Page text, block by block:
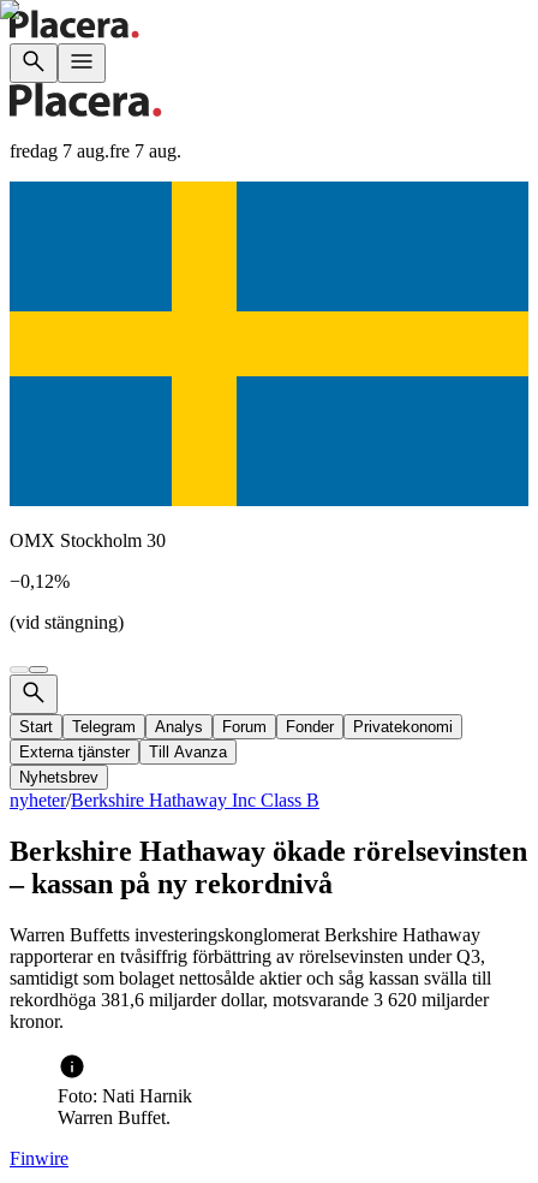
fredag 7 aug.fre 7 aug.
OMX Stockholm 30
−0,12%
(vid stängning)
Start Telegram Analys Forum Fonder
Privatekonomi
Externa tjänster
Till Avanza
Nyhetsbrev
nyheter/Berkshire Hathaway Inc Class B
Berkshire Hathaway ökade rörelsevinsten
– kassan på ny rekordnivå
Warren Buffetts investeringskonglomerat Berkshire Hathaway
rapporterar en tvåsiffrig förbättring av rörelsevinsten under Q3,
samtidigt som bolaget nettosålde aktier och såg kassan svälla till
rekordhöga 381,6 miljarder dollar, motsvarande 3 620 miljarder
kronor.
Foto: Nati Harnik
Warren Buffet.
Finwire